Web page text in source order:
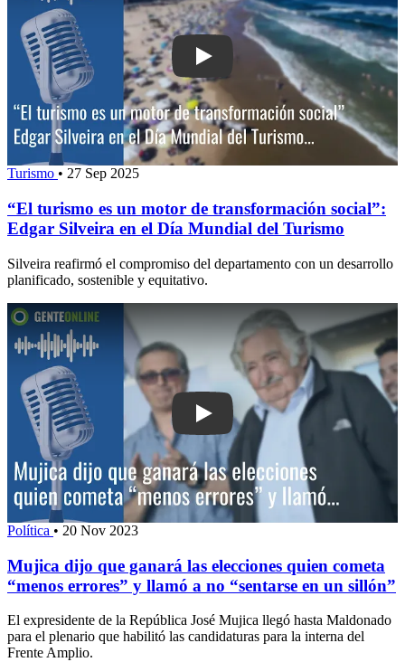
Play: “El turismo es un motor de
Turismo • 27 Sep 2025
“El turismo es un motor de transformación social”:
Edgar Silveira en el Día Mundial del Turismo
Silveira reafirmó el compromiso del departamento con un desarrollo
planificado, sostenible y equitativo.
Play: Mujica dijo que ganará las
Política • 20 Nov 2023
Mujica dijo que ganará las elecciones quien cometa
“menos errores” y llamó a no “sentarse en un sillón”
El expresidente de la República José Mujica llegó hasta Maldonado
para el plenario que habilitó las candidaturas para la interna del
Frente Amplio.